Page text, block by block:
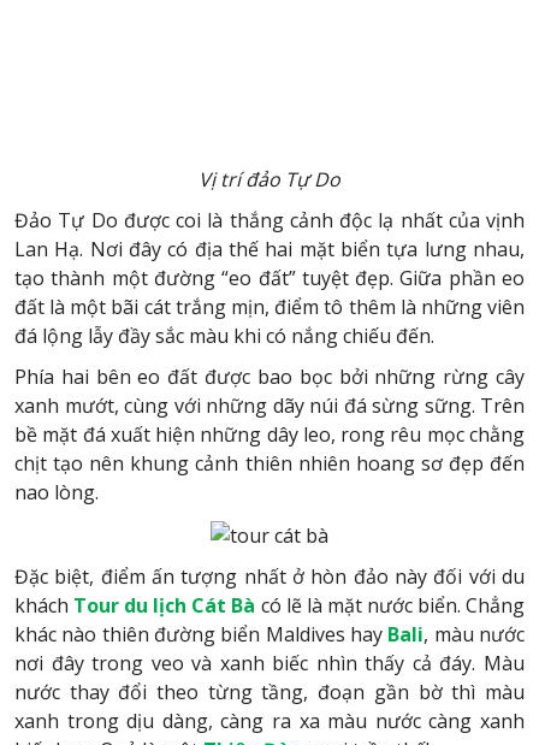
Vị trí đảo Tự Do
Đảo Tự Do được coi là thắng cảnh độc lạ nhất của vịnh
Lan Hạ. Nơi đây có địa thế hai mặt biển tựa lưng nhau,
tạo thành một đường “eo đất” tuyệt đẹp. Giữa phần eo
đất là một bãi cát trắng mịn, điểm tô thêm là những viên
đá lộng lẫy đầy sắc màu khi có nắng chiếu đến.
Phía hai bên eo đất được bao bọc bởi những rừng cây
xanh mướt, cùng với những dãy núi đá sừng sững. Trên
bề mặt đá xuất hiện những dây leo, rong rêu mọc chằng
chịt tạo nên khung cảnh thiên nhiên hoang sơ đẹp đến
nao lòng.
Đặc biệt, điểm ấn tượng nhất ở hòn đảo này đối với du
khách Tour du lịch Cát Bà có lẽ là mặt nước biển. Chẳng
khác nào thiên đường biển Maldives hay Bali, màu nước
nơi đây trong veo và xanh biếc nhìn thấy cả đáy. Màu
nước thay đổi theo từng tầng, đoạn gần bờ thì màu
xanh trong dịu dàng, càng ra xa màu nước càng xanh